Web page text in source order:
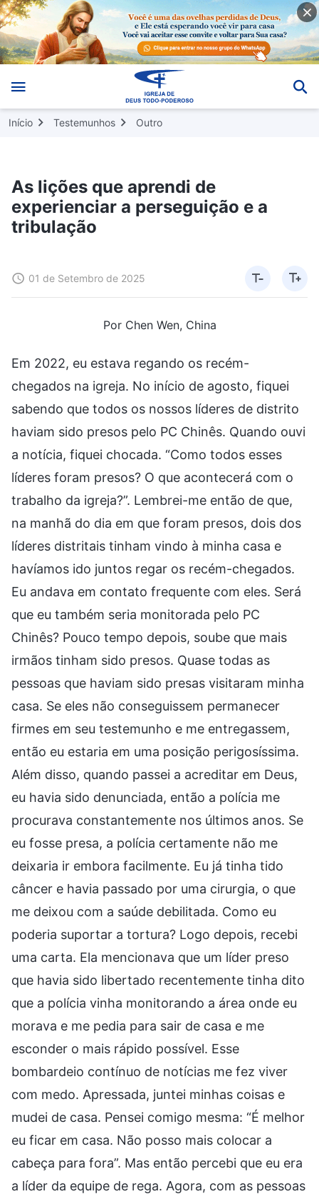
Início Testemunhos Outro
As lições que aprendi de
experienciar a perseguição e a
tribulação
01 de Setembro de 2025
Por Chen Wen, China
Em 2022, eu estava regando os recém-
chegados na igreja. No início de agosto, fiquei
sabendo que todos os nossos líderes de distrito
haviam sido presos pelo PC Chinês. Quando ouvi
a notícia, fiquei chocada. “Como todos esses
líderes foram presos? O que acontecerá com o
trabalho da igreja?”. Lembrei-me então de que,
na manhã do dia em que foram presos, dois dos
líderes distritais tinham vindo à minha casa e
havíamos ido juntos regar os recém-chegados.
Eu andava em contato frequente com eles. Será
que eu também seria monitorada pelo PC
Chinês? Pouco tempo depois, soube que mais
irmãos tinham sido presos. Quase todas as
pessoas que haviam sido presas visitaram minha
casa. Se eles não conseguissem permanecer
firmes em seu testemunho e me entregassem,
então eu estaria em uma posição perigosíssima.
Além disso, quando passei a acreditar em Deus,
eu havia sido denunciada, então a polícia me
procurava constantemente nos últimos anos. Se
eu fosse presa, a polícia certamente não me
deixaria ir embora facilmente. Eu já tinha tido
câncer e havia passado por uma cirurgia, o que
me deixou com a saúde debilitada. Como eu
poderia suportar a tortura? Logo depois, recebi
uma carta. Ela mencionava que um líder preso
que havia sido libertado recentemente tinha dito
que a polícia vinha monitorando a área onde eu
morava e me pedia para sair de casa e me
esconder o mais rápido possível. Esse
bombardeio contínuo de notícias me fez viver
com medo. Apressada, juntei minhas coisas e
mudei de casa. Pensei comigo mesma: “É melhor
eu ficar em casa. Não posso mais colocar a
cabeça para fora”. Mas então percebi que eu era
a líder da equipe de rega. Agora, com as pessoas